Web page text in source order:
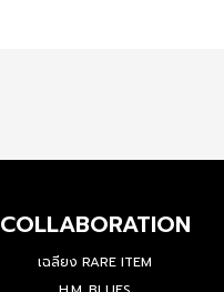
COLLABORATION
เฉลียง RARE ITEM